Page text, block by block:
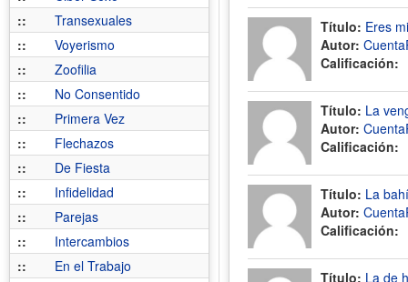
::
Transexuales
::
Voyerismo
::
Zoofilia
::
No Consentido
::
Primera Vez
::
Flechazos
::
De Fiesta
::
Infidelidad
::
Parejas
::
Intercambios
::
En el Trabajo
Título: Eres
Autor:
Calificación:
Título: La
Autor:
Calificación:
Título: La
Autor:
Calificación:
Título: La de